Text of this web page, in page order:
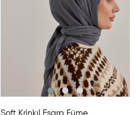
Soft Krinkıl Eşarp Füme